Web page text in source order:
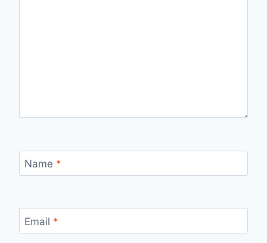
Name *
Email *